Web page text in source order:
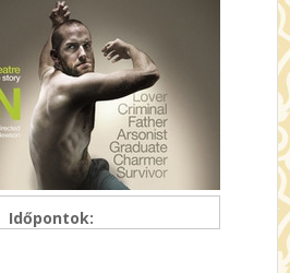
Időpontok: